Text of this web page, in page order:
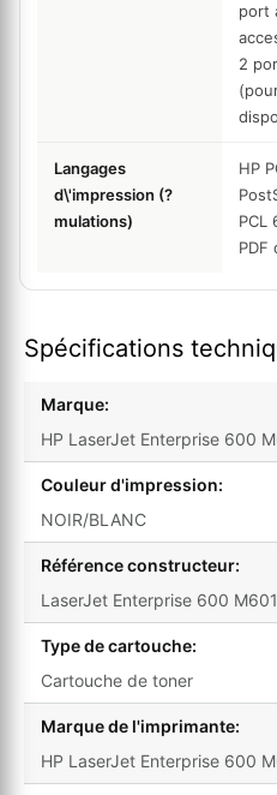
port
2
Langages
d\'impression (?
mulations)
HP
PCL
PDF
Spécifications
Marque:
HP LaserJet Enterprise 600
Couleur d'impression:
NOIR/BLANC
Référence constructeur:
LaserJet Enterprise 600 M601
Type de cartouche:
Cartouche de toner
Marque de l'imprimante:
HP LaserJet Enterprise 600